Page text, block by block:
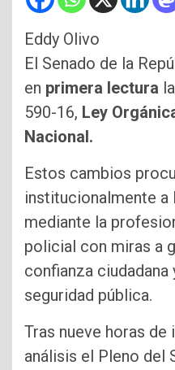
Eddy Olivo
El Senado de la
en primera lectura
590-16, Ley
Nacional.
Estos cambios
institucionalmente a
mediante la
policial con miras a
confianza
seguridad pública.
Tras nueve horas
análisis el Pleno del